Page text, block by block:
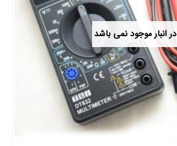
در انبار موجود نمی باشد